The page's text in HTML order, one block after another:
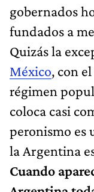
gobernados
fundados a
Quizás la
México, con
régimen
coloca casi
peronismo es
la Argentina
Cuando